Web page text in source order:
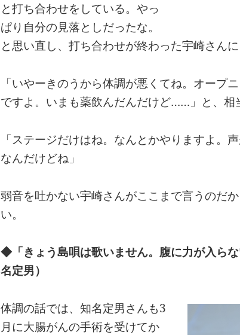
と打ち合わせをしている。やっ
ぱり自分の見落としだったな。
と思い直し、打ち合わせが終わった宇崎さんに
「いやーきのうから体調が悪くてね。オープ
ですよ。いまも薬飲んだんだけど……」と、相
「ステージだけはね。なんとかやりますよ。
なんだけどね」
弱音を吐かない宇崎さんがここまで言うのだ
い。
◆「きょう島唄は歌いません。腹に力が入ら
名定男）
体調の話では、知名定男さんも3
月に大腸がんの手術を受けてか